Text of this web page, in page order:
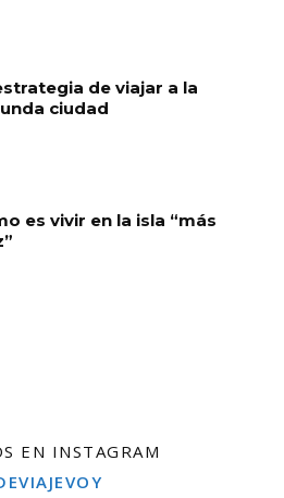
de viajar a la
ciudad
es vivir en la isla “más
EN INSTAGRAM